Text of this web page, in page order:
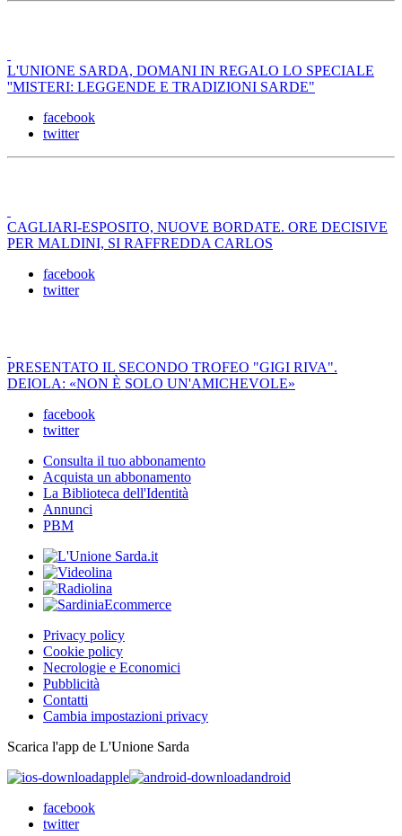
L'UNIONE SARDA, DOMANI IN REGALO LO SPECIALE
''MISTERI: LEGGENDE E TRADIZIONI SARDE"
facebook
twitter
CAGLIARI-ESPOSITO, NUOVE BORDATE. ORE DECISIVE
PER MALDINI, SI RAFFREDDA CARLOS
facebook
twitter
PRESENTATO IL SECONDO TROFEO "GIGI RIVA".
DEIOLA: «NON È SOLO UN'AMICHEVOLE»
facebook
twitter
Consulta il tuo abbonamento
Acquista un abbonamento
La Biblioteca dell'Identità
Annunci
PBM
Privacy policy
Cookie policy
Necrologie e Economici
Pubblicità
Contatti
Cambia impostazioni privacy
Scarica l'app de L'Unione Sarda
apple
android
facebook
twitter